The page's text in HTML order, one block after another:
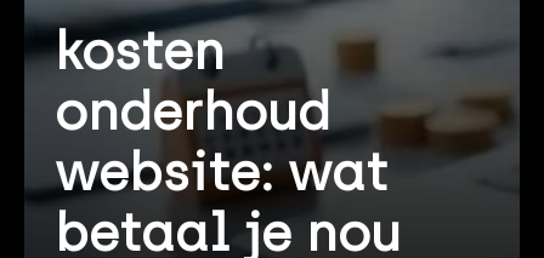
kosten
onderhoud
website: wat
betaal je nou